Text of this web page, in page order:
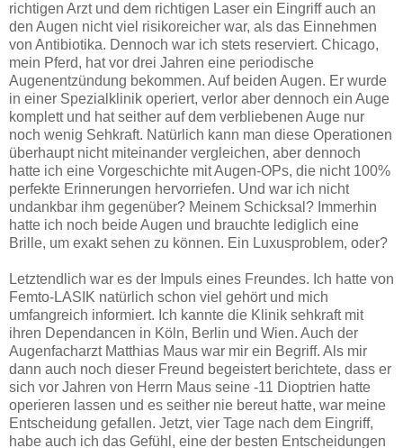
richtigen Arzt und dem richtigen Laser ein Eingriff auch an
den Augen nicht viel risikoreicher war, als das Einnehmen
von Antibiotika. Dennoch war ich stets reserviert. Chicago,
mein Pferd, hat vor drei Jahren eine periodische
Augenentzündung bekommen. Auf beiden Augen. Er wurde
in einer Spezialklinik operiert, verlor aber dennoch ein Auge
komplett und hat seither auf dem verbliebenen Auge nur
noch wenig Sehkraft. Natürlich kann man diese Operationen
überhaupt nicht miteinander vergleichen, aber dennoch
hatte ich eine Vorgeschichte mit Augen-OPs, die nicht 100%
perfekte Erinnerungen hervorriefen. Und war ich nicht
undankbar ihm gegenüber? Meinem Schicksal? Immerhin
hatte ich noch beide Augen und brauchte lediglich eine
Brille, um exakt sehen zu können. Ein Luxusproblem, oder?
Letztendlich war es der Impuls eines Freundes. Ich hatte von
Femto-LASIK natürlich schon viel gehört und mich
umfangreich informiert. Ich kannte die Klinik sehkraft mit
ihren Dependancen in Köln, Berlin und Wien. Auch der
Augenfacharzt Matthias Maus war mir ein Begriff. Als mir
dann auch noch dieser Freund begeistert berichtete, dass er
sich vor Jahren von Herrn Maus seine -11 Dioptrien hatte
operieren lassen und es seither nie bereut hatte, war meine
Entscheidung gefallen. Jetzt, vier Tage nach dem Eingriff,
habe auch ich das Gefühl, eine der besten Entscheidungen